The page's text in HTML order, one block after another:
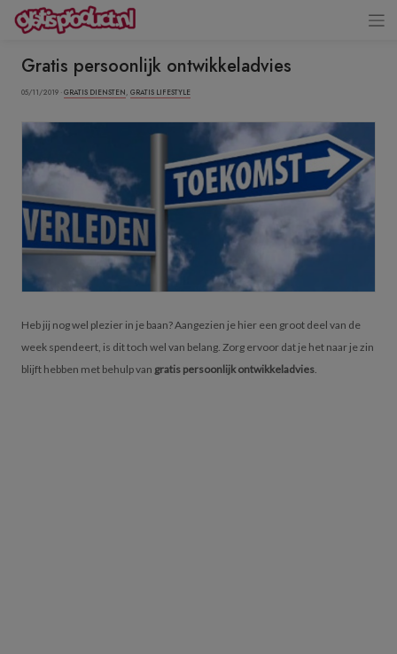
Gratis persoonlijk ontwikkeladvies
05/11/2019 ·GRATIS DIENSTEN, GRATIS LIFESTYLE
Heb jij nog wel plezier in je baan? Aangezien je hier een groot deel van de
week spendeert, is dit toch wel van belang. Zorg ervoor dat je het naar je zin
blijft hebben met behulp van gratis persoonlijk ontwikkeladvies.